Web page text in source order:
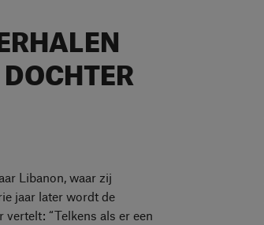
Libanon, waar zij
jaar later wordt de
“Telkens als er een